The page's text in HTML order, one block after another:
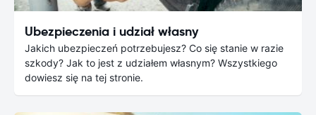
Ubezpieczenia i udział własny
Jakich ubezpieczeń potrzebujesz? Co się stanie w razie
szkody? Jak to jest z udziałem własnym? Wszystkiego
dowiesz się na tej stronie.